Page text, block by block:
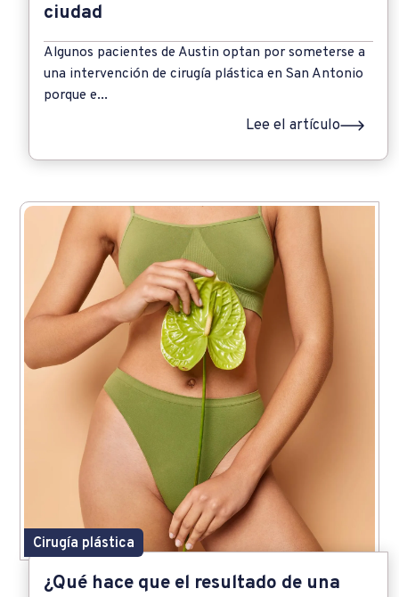
ciudad
Algunos pacientes de Austin optan por someterse a
una intervención de cirugía plástica en San Antonio
porque e...
Lee el artículo
¿Qué hace que el resultado de una
Cirugía plástica